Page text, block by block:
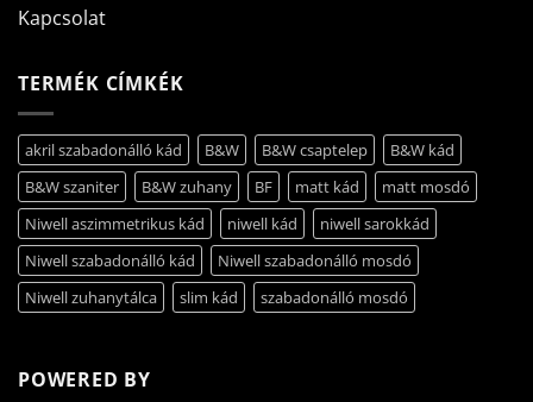
Kapcsolat
TERMÉK CÍMKÉK
akril szabadonálló kád B&W B&W csaptelep
B&W kád
B&W szaniter
B&W zuhany BF matt kád
matt mosdó
Niwell aszimmetrikus kád
niwell kád
niwell sarokkád
Niwell szabadonálló kád
Niwell szabadonálló mosdó
Niwell zuhanytálca
slim kád szabadonálló mosdó
POWERED BY